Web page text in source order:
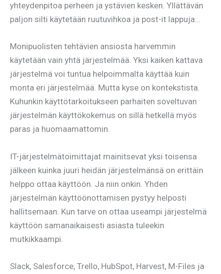
yhteydenpitoa perheen ja ystävien kesken. Yllättävän
paljon silti käytetään ruutuvihkoa ja post-it lappuja…
Monipuolisten tehtävien ansiosta harvemmin
käytetään vain yhtä järjestelmää. Yksi kaiken kattava
järjestelmä voi tuntua helpoimmalta käyttää kuin
monta eri järjestelmää. Mutta kyse on kontekstista.
Kuhunkin käyttötarkoitukseen parhaiten soveltuvan
järjestelmän käyttökokemus on sillä hetkellä myös
paras ja huomaamattomin.
IT-järjestelmätoimittajat mainitsevat yksi toisensa
jälkeen kuinka juuri heidän järjestelmänsä on erittäin
helppo ottaa käyttöön. Ja niin onkin. Yhden
järjestelmän käyttöönottamisen pystyy helposti
hallitsemaan. Kun tarve on ottaa useampi järjestelmä
käyttöön samanaikaisesti asiasta tuleekin
mutkikkaampi.
Slack, Salesforce, Trello, HubSpot, Harvest, M-Files ja